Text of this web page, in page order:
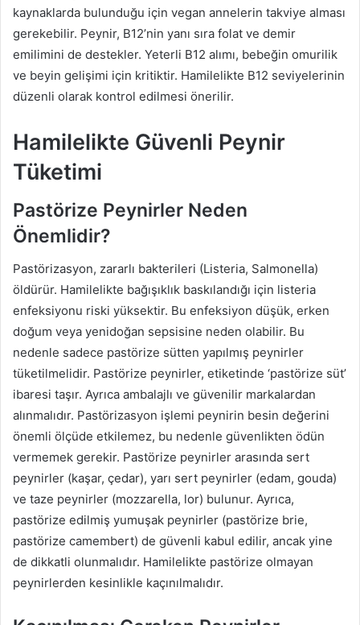
kaynaklarda bulunduğu için vegan annelerin takviye alması
gerekebilir. Peynir, B12’nin yanı sıra folat ve demir
emilimini de destekler. Yeterli B12 alımı, bebeğin omurilik
ve beyin gelişimi için kritiktir. Hamilelikte B12 seviyelerinin
düzenli olarak kontrol edilmesi önerilir.
Hamilelikte Güvenli Peynir
Tüketimi
Pastörize Peynirler Neden
Önemlidir?
Pastörizasyon, zararlı bakterileri (Listeria, Salmonella)
öldürür. Hamilelikte bağışıklık baskılandığı için listeria
enfeksiyonu riski yüksektir. Bu enfeksiyon düşük, erken
doğum veya yenidoğan sepsisine neden olabilir. Bu
nedenle sadece pastörize sütten yapılmış peynirler
tüketilmelidir. Pastörize peynirler, etiketinde ‘pastörize süt’
ibaresi taşır. Ayrıca ambalajlı ve güvenilir markalardan
alınmalıdır. Pastörizasyon işlemi peynirin besin değerini
önemli ölçüde etkilemez, bu nedenle güvenlikten ödün
vermemek gerekir. Pastörize peynirler arasında sert
peynirler (kaşar, çedar), yarı sert peynirler (edam, gouda)
ve taze peynirler (mozzarella, lor) bulunur. Ayrıca,
pastörize edilmiş yumuşak peynirler (pastörize brie,
pastörize camembert) de güvenli kabul edilir, ancak yine
de dikkatli olunmalıdır. Hamilelikte pastörize olmayan
peynirlerden kesinlikle kaçınılmalıdır.